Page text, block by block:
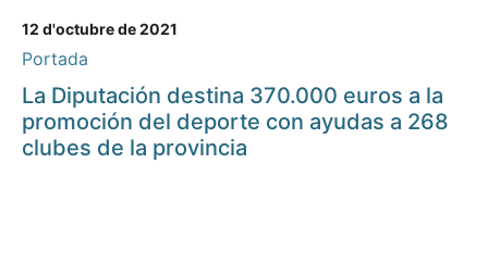
12 d'octubre de 2021
Portada
La Diputación destina 370.000 euros a la
promoción del deporte con ayudas a 268
clubes de la provincia